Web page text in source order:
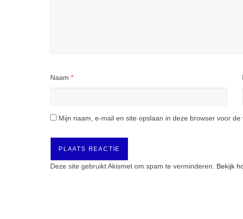
Naam *
Mijn naam, e-mail en site opslaan in deze browser voor
Deze site gebruikt Akismet om spam te verminderen. Bekijk